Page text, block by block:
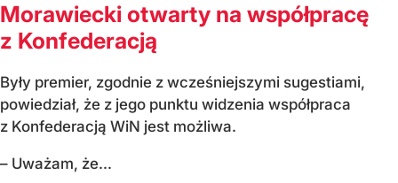
Morawiecki otwarty na współpracę
z Konfederacją
Były premier, zgodnie z wcześniejszymi sugestiami,
powiedział, że z jego punktu widzenia współpraca
z Konfederacją WiN jest możliwa.
– Uważam, że...